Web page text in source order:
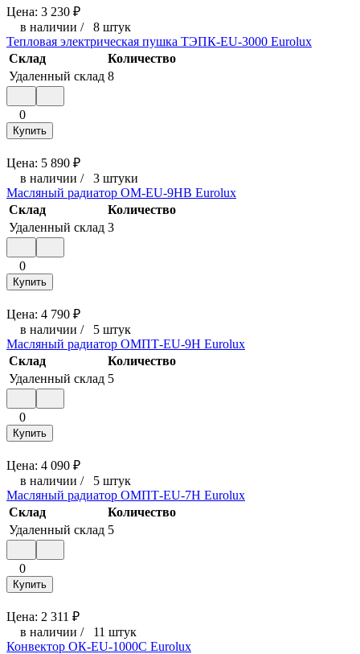
Цена: 3 230 ₽
в наличии / 8 штук
Тепловая электрическая пушка ТЭПК-EU-3000 Eurolux
Склад
Количество
Удаленный склад 8
0
Купить
Цена: 5 890 ₽
в наличии / 3 штуки
Масляный радиатор ОМ-EU-9НВ Eurolux
Склад
Количество
Удаленный склад 3
0
Купить
Цена: 4 790 ₽
в наличии / 5 штук
Масляный радиатор ОМПТ-EU-9Н Eurolux
Склад
Количество
Удаленный склад 5
0
Купить
Цена: 4 090 ₽
в наличии / 5 штук
Масляный радиатор ОМПТ-EU-7Н Eurolux
Склад
Количество
Удаленный склад 5
0
Купить
Цена: 2 311 ₽
в наличии / 11 штук
Конвектор ОК-EU-1000C Eurolux